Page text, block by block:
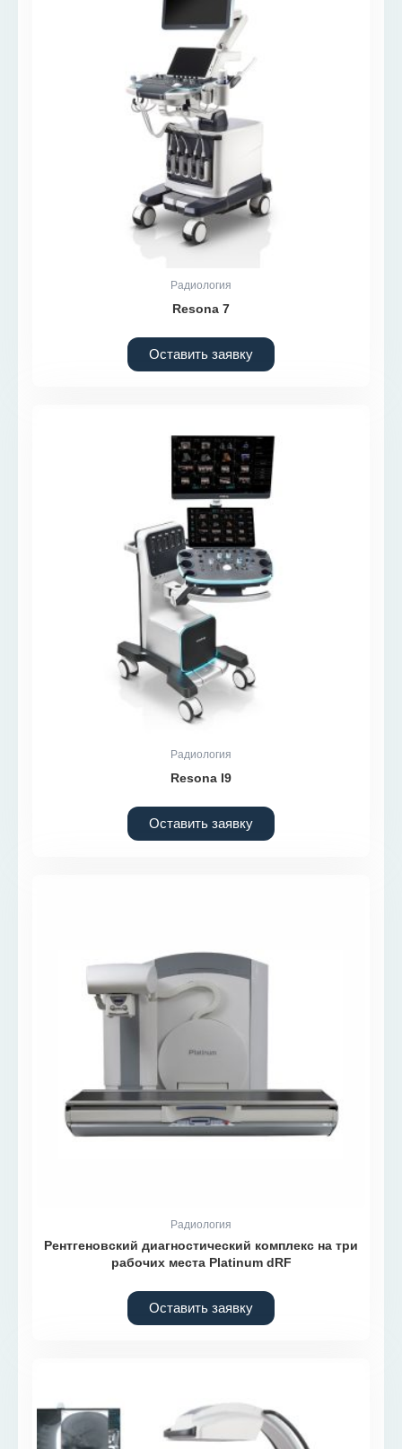
Радиология
Resona 7
Оставить заявку
Радиология
Resona I9
Оставить заявку
Радиология
Рентгеновский диагностический комплекс на три
рабочих места Platinum dRF
Оставить заявку